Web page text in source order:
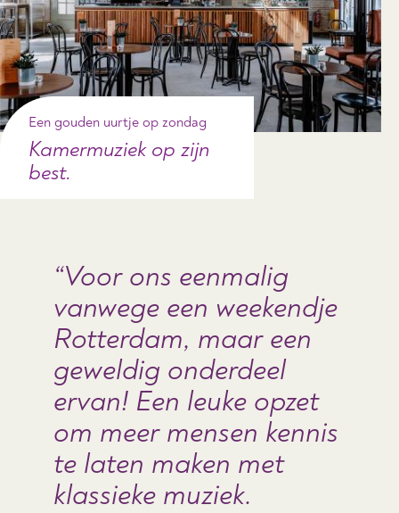
Een gouden uurtje op zondag
Kamermuziek op zijn
best.
Voor ons eenmalig
vanwege een weekendje
Rotterdam, maar een
geweldig onderdeel
ervan! Een leuke opzet
om meer mensen kennis
te laten maken met
klassieke muziek.